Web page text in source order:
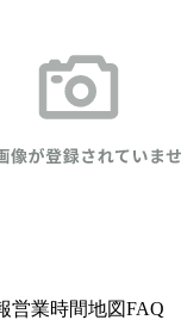
営業時間地図FAQ